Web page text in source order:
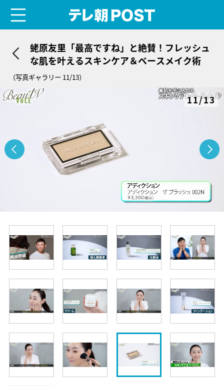
蛯原友里「最高ですね」と絶賛！フレッシュ
な肌を叶えるスキンケア＆ベースメイク術
（写真ギャラリー 11/13）
11/13